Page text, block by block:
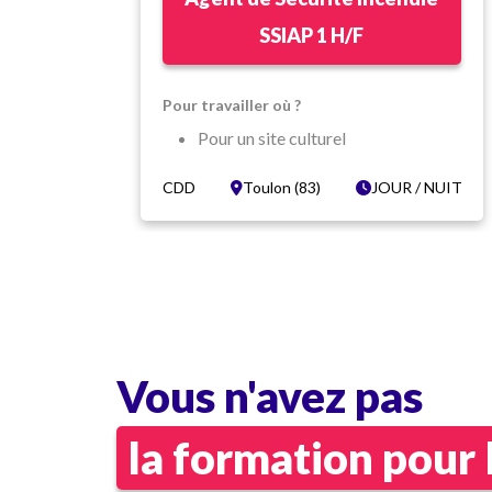
SSIAP 1 H/F
Pour travailler où ?
Pour un site culturel
CDD Toulon (83) JOUR / NUIT
Vous n'avez pas
la formation pour